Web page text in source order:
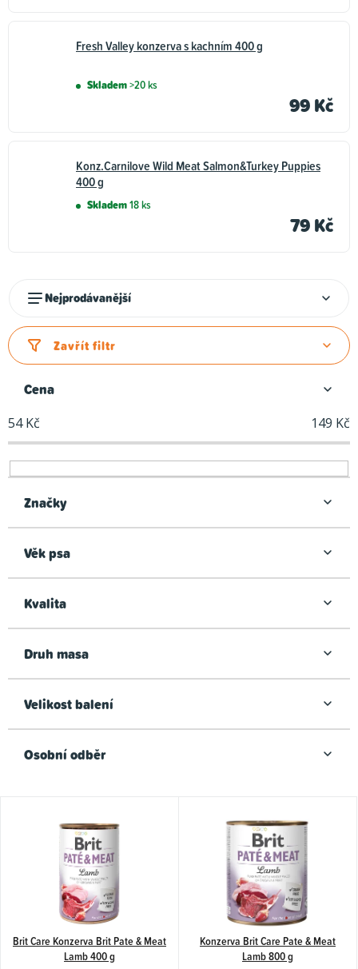
Fresh Valley konzerva s kachním 400 g
Skladem>20 ks
99 Kč
Konz.Carnilove Wild Meat Salmon&Turkey Puppies
400 g
Skladem18 ks
79 Kč
z
e
í
p
r
o
u
t
Nejprodávanější
Zavřít filtr
Cena
54Kč 149 Kč
Značky
Věk psa
Kvalita
Druh masa
Velikost balení
Osobní odběr
rBrit Care Konzerva Brit Pate & Meat
Lamb 400 g
Konzerva Brit Care Pate & Meat
Lamb 800 g